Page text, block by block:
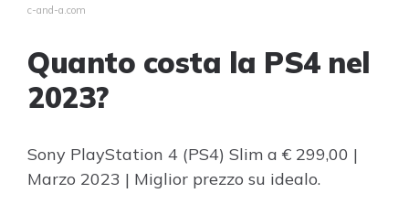
c-and-a.com
Quanto costa la PS4 nel
2023?
Sony PlayStation 4 (PS4) Slim a € 299,00 |
Marzo 2023 | Miglior prezzo su idealo.